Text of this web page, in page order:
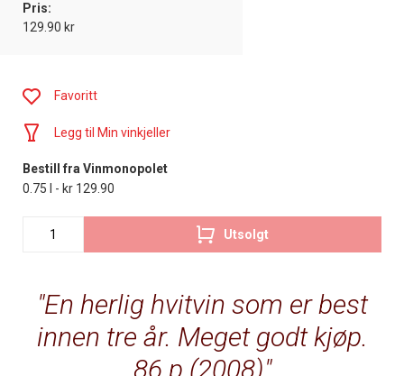
Pris:
129.90 kr
En herlig hvitvin som er best
innen tre år. Meget godt kjøp.
86 p (2008)
Favoritt
Legg til Min vinkjeller
Bestill fra Vinmonopolet
0.75 l - kr 129.90
Utsolgt